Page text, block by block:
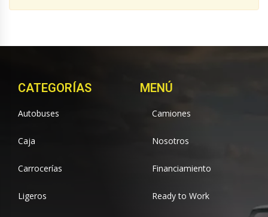
CATEGORÍAS
Autobuses
Caja
Carrocerías
Ligeros
MENÚ
Camiones
Nosotros
Financiamiento
Ready to Work